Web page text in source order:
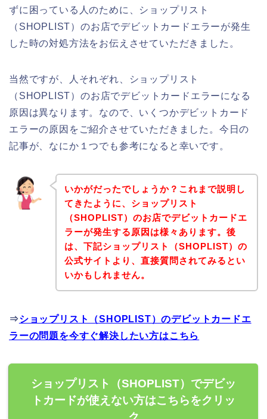
ずに困っている人のために、ショップリスト
（SHOPLIST）のお店でデビットカードエラーが発生
した時の対処方法をお伝えさせていただきました。
当然ですが、人それぞれ、ショップリスト
（SHOPLIST）のお店でデビットカードエラーになる
原因は異なります。なので、いくつかデビットカード
エラーの原因をご紹介させていただきました。今日の
記事が、なにか１つでも参考になると幸いです。
いかがだったでしょうか？これまで説明し
てきたように、ショップリスト
（SHOPLIST）のお店でデビットカードエ
ラーが発生する原因は様々あります。後
は、下記ショップリスト（SHOPLIST）の
公式サイトより、直接質問されてみるとい
いかもしれません。
⇒ショップリスト（SHOPLIST）のデビットカードエ
ラーの問題を今すぐ解決したい方はこちら
ショップリスト（SHOPLIST）でデビッ
トカードが使えない方はこちらをクリッ